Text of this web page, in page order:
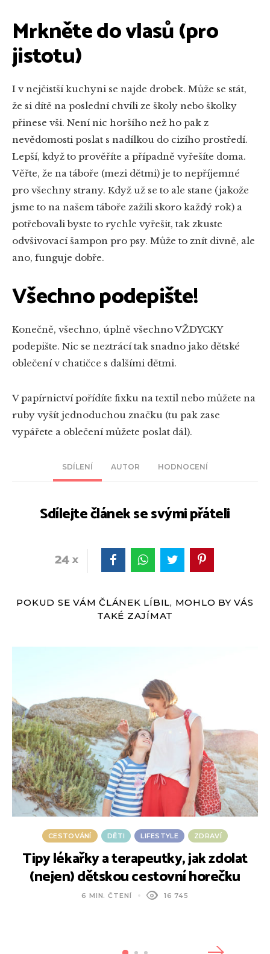
SDÍLENÍ AUTOR HODNOCENÍ
Sdílejte článek se svými přáteli
24
Mrkněte do vlasů (pro
jistotu)
I v nejčistší kuchyni se najde drobek. Může se stát,
že si dítě na poslední chvíli ze školy nebo školky
přinese vši. Není nic horšího než ho pak z
nevědomosti poslat s nadílkou do cizího prostředí.
Lepší, když to prověříte a případně vyřešíte doma.
Věřte, že na táboře (mezi dětmi) je to nepříjemné
pro všechny strany. Když už se to ale stane (jakože
jsme to na našem táboře zažili skoro každý rok) a
potřebovali byste to rychle vyřešit, tak zkuste
odvšivovací šampon pro psy. Může to znít divně, ale
ano, funguje dobře.
Všechno podepište!
Konečně, všechno, úplně všechno VŽDYCKY
podepište. Nic se neztrácí tak snadno jako dětské
oblečení v chatičce s dalšími dětmi.
V papírnictví pořídíte fixku na textil nebo můžete na
ruby vyšít jednoduchou značku (tu pak zase
vypářete a oblečení můžete poslat dál).
POKUD SE VÁM ČLÁNEK LÍBIL, MOHLO BY VÁS
TAKÉ ZAJÍMAT
CESTOVÁNÍ DĚTI LIFESTYLE ZDRAVÍ
Tipy lékařky a terapeutky, jak zdolat
(nejen) dětskou cestovní horečku
6 MIN. ČTENÍ 16 745